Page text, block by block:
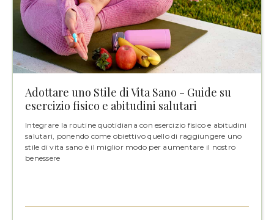
Adottare uno Stile di Vita Sano - Guide su
esercizio fisico e abitudini salutari
Integrare la routine quotidiana con esercizio fisico e abitudini
salutari, ponendo come obiettivo quello di raggiungere uno
stile di vita sano è il miglior modo per aumentare il nostro
benessere